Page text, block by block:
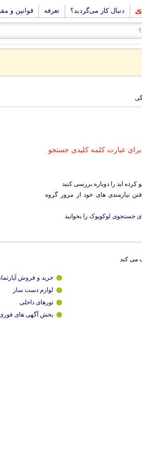
دنبال کار می‌گردید؟ تعرفه قوانین و
برای عبارت کلمه کلیدی جستجو
اید را دوباره بررسی کنید
نیازمندی های خود از مرور گروه
جستجوی لوکوپوک را بخوانید
می کند
خرید و فروش
لوازم دست ساز
تورهای داخلی
بخش آگهی های